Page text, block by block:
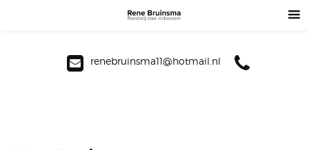
renebruinsma11@hotmail.nl